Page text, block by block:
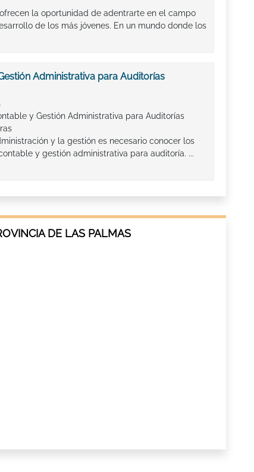
la oportunidad de adentrarte en el campo
de los más jóvenes. En un mundo donde los
Administrativa para Auditorías
y Gestión Administrativa para Auditorías
y la gestión es necesario conocer los
y gestión administrativa para auditoría. ...
DE LAS PALMAS